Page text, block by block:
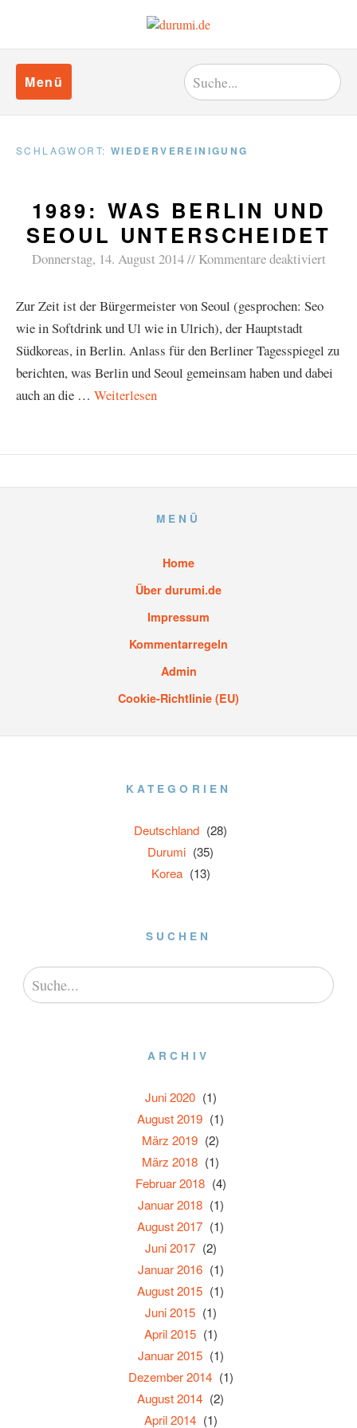
Menü
SCHLAGWORT: WIEDERVEREINIGUNG
1989: WAS BERLIN UND
SEOUL UNTERSCHEIDET
Donnerstag, 14. August 2014 Kommentare deaktiviert
Zur Zeit ist der Bürgermeister von Seoul (gesprochen: Seo
wie in Softdrink und Ul wie in Ulrich), der Hauptstadt
Südkoreas, in Berlin. Anlass für den Berliner Tagesspiegel zu
berichten, was Berlin und Seoul gemeinsam haben und dabei
auch an die … Weiterlesen
MENÜ
Home
Über durumi.de
Impressum
Kommentarregeln
Admin
Cookie-Richtlinie (EU)
KATEGORIEN
Deutschland (28)
Durumi (35)
Korea (13)
SUCHEN
ARCHIV
Juni 2020 (1)
August 2019 (1)
März 2019 (2)
März 2018 (1)
Februar 2018 (4)
Januar 2018 (1)
August 2017 (1)
Juni 2017 (2)
Januar 2016 (1)
August 2015 (1)
Juni 2015 (1)
April 2015 (1)
Januar 2015 (1)
Dezember 2014 (1)
August 2014 (2)
April 2014 (1)